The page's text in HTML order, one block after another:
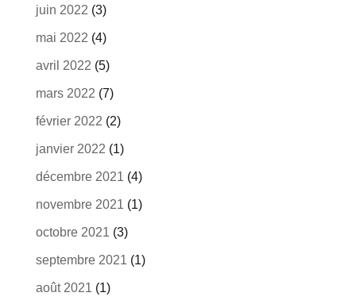
juin 2022 (3)
mai 2022 (4)
avril 2022 (5)
mars 2022 (7)
février 2022 (2)
janvier 2022 (1)
décembre 2021 (4)
novembre 2021 (1)
octobre 2021 (3)
septembre 2021 (1)
août 2021 (1)